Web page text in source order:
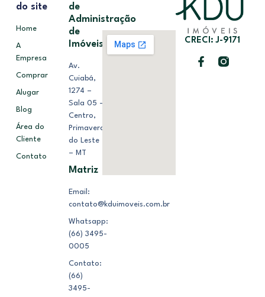
CRECI: J-9171
do site
Home
A
Empresa
Comprar
Alugar
Blog
Área do
Cliente
Contato
de
Administração
de
Imóveis
Av.
Cuiabá,
1274 –
Sala 05 –
Centro,
Primavera
do Leste
– MT
Matriz
Email:
contato@kduimoveis.com.br
Whatsapp:
(66) 3495-
0005
Contato:
(66)
3495-